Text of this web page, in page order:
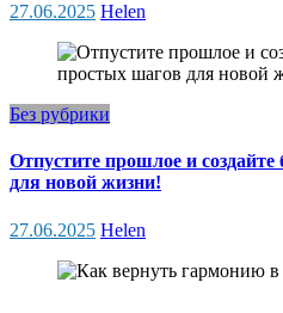
27.06.2025 Helen
Без рубрики
Отпустите прошлое и
для новой жизни!
27.06.2025 Helen